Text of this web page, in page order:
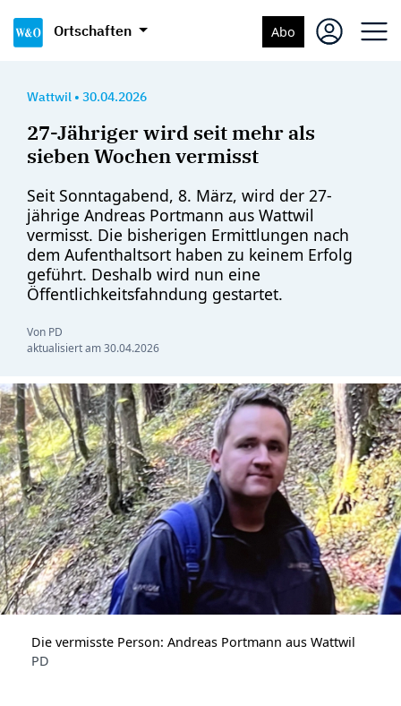
Ortschaften Abo
Wattwil • 30.04.2026
27-Jähriger wird seit mehr als
sieben Wochen vermisst
Seit Sonntagabend, 8. März, wird der 27-
jährige Andreas Portmann aus Wattwil
vermisst. Die bisherigen Ermittlungen nach
dem Aufenthaltsort haben zu keinem Erfolg
geführt. Deshalb wird nun eine
Öffentlichkeitsfahndung gestartet.
Von PD
aktualisiert am30.04.2026
Die vermisste Person: Andreas Portmann aus Wattwil
PD